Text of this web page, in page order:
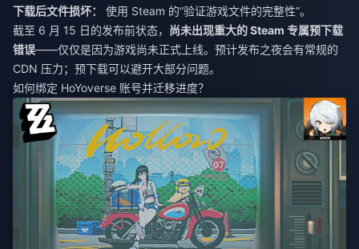
下载后文件损坏：
使用 Steam 的“验证游戏文件的完整性”。
截至 6 月 15 日的发布前状态， 尚未出现重大的 Steam 专属预下载
错误——仅仅是因为游戏尚未正式上线。预计发布之夜会有常规的
CDN 压力；预下载可以避开大部分问题。
如何绑定 HoYoverse 账号并迁移进度？